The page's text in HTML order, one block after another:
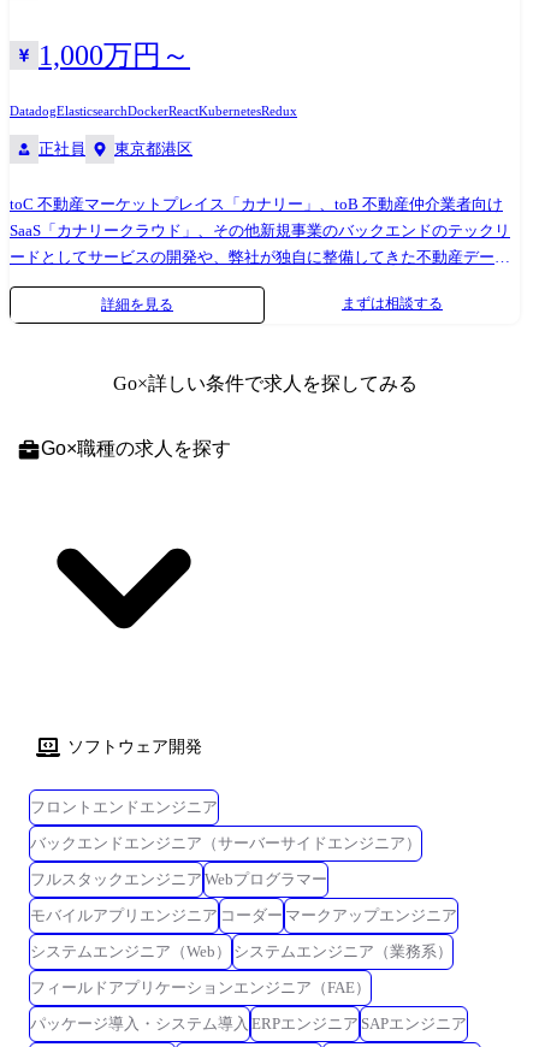
金融の統合基盤システムを三菱UFJ銀行様のにご提供。クラウドの強みで
ある柔軟性・拡張性とセキュリティコントロールを活かした設計によ
ているだけでなく、金融機関の厳しいセキュリティ条件を満たしたシス
Terraform ・Docker ・Go ・MySQL (Aurora)
1,000万円～
DatadogElasticsearchDockerReactKubernetesRedux
正社員 東京都港区
toC 不動産マーケットプレイス「カナリー」、toB 不動産仲介業者向け
SaaS「カナリークラウド」、その他新規事業のバックエンドのテックリ
ードとしてサービスの開発や、弊社が独自に整備してきた不動産データ
ベースを基軸とした一連の開発(DBの改善/管理/運用、物件コンテンツの
拡充など)などをリードして頂きます。 各プロダクトにはプロダクト全体
ックエンドのテックリードの方にはバックエンドの領域に関して技術的
どを担って頂きます。 ※配属先については、カジュアル面談や選考を通
サービスの運用 開発環境 [モバイルアプリ] ・Expoのライブラリを取り入
れたReact Nativeによる開発 ・TypeScriptを用いた型のIntegrityを整備 ・
状態管理はRedux Toolkitを使用 ・APIはgRPC-Webで構築 ・E2Eテストを
Search Consoleを用いたSEO対策 ・その他, GitHub Actions, ESLint, Redux,
ChakraUI, Sentryなどを使用 [バックエンド] ・Go言語 / Cloud Spanner /
Elasticsearchなどを使用 ・API仕様の明確化、 インターフェースの型保証
などを目的にgRPCを早期から採用 [インフラ] ・クラウドサービスはGCP
を利用 ・Webサーバや各種のJobは、ほぼ全てGoogle Kubernetes Engine
上にて動作 ・Terraformによるインフラのコード管理 ・その他、GitHub
Actions、PipeCD、Datadogなどを使用
詳細を見る まずは相談する
Go×詳しい条件で求人を探してみる
Go×職種の求人を探す
ソフトウェア開発
フロントエンドエンジニア
バックエンドエンジニア（サーバーサイドエンジニア）
フルスタックエンジニア Webプログラマー
モバイルアプリエンジニア コーダー マークアップエンジニア
システムエンジニア（Web）
システムエンジニア（業務系）
フィールドアプリケーションエンジニア（FAE）
パッケージ導入・システム導入 ERPエンジニア SAPエンジニア